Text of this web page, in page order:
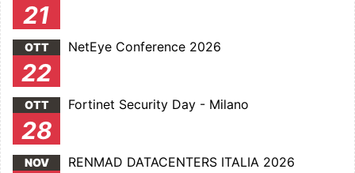
21
OTT
22
NetEye Conference 2026
OTT
28
Fortinet Security Day - Milano
NOV RENMAD DATACENTERS ITALIA 2026